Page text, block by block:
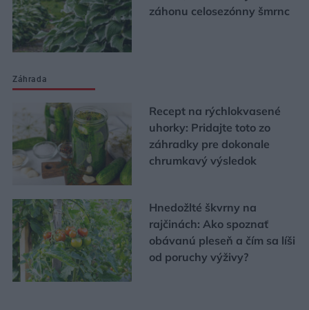
záhonu celosezónny šmrnc
Záhrada
Recept na rýchlokvasené
uhorky: Pridajte toto zo
záhradky pre dokonale
chrumkavý výsledok
Hnedožlté škvrny na
rajčinách: Ako spoznať
obávanú pleseň a čím sa líši
od poruchy výživy?